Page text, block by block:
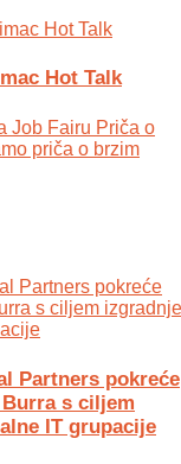
Hot Talk
Job Fairu Priča o
priča o brzim
Partners pokreće
s ciljem
IT grupacije